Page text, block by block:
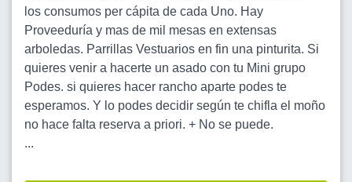
los consumos per cápita de cada Uno. Hay
Proveeduría y mas de mil mesas en extensas
arboledas. Parrillas Vestuarios en fin una pinturita. Si
quieres venir a hacerte un asado con tu Mini grupo
Podes. si quieres hacer rancho aparte podes te
esperamos. Y lo podes decidir según te chifla el moño
no hace falta reserva a priori. + No se puede.
...